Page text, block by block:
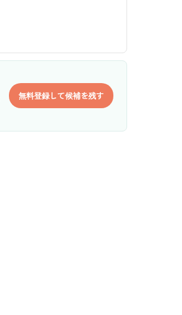
無料登録して候補を残す